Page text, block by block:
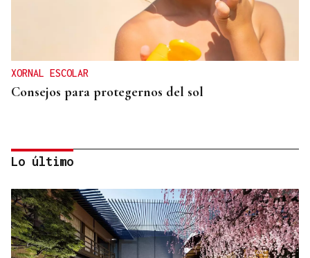
XORNAL ESCOLAR
Consejos para protegernos del sol
Lo último